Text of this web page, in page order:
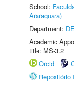
School:
Araraquara)
Department:
Academic
title: MS-3.2
Orcid
Repositório